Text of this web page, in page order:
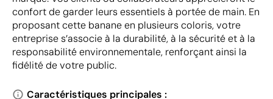
confort de garder leurs essentiels à portée de main. En
proposant cette banane en plusieurs coloris, votre
entreprise s’associe à la durabilité, à la sécurité et à la
responsabilité environnementale, renforçant ainsi la
fidélité de votre public.
Caractéristiques principales :